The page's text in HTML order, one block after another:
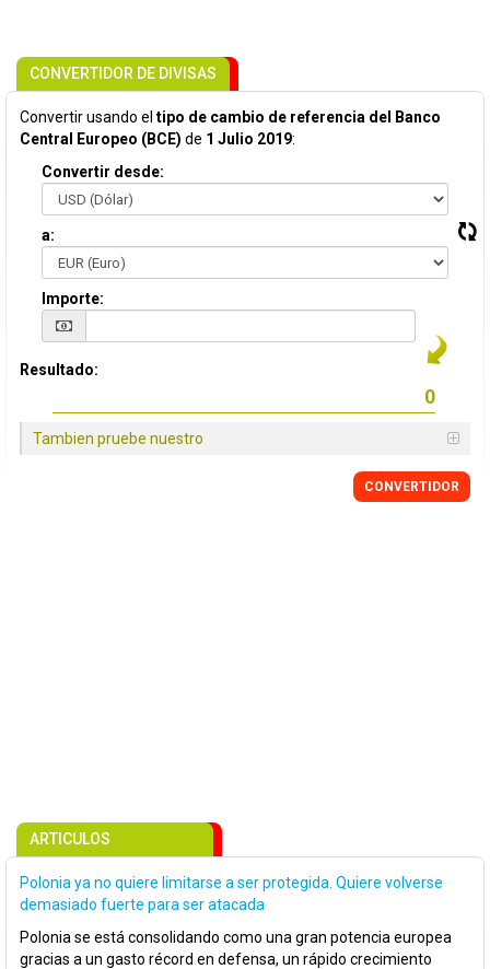
CONVERTIDOR DE DIVISAS
Convertir usando el tipo de cambio de referencia del Banco
Central Europeo (BCE) de 1 Julio 2019:
Convertir desde:
a:
Importe:
Resultado:
Tambien pruebe nuestro
CONVERTIDOR
ARTICULOS
Polonia ya no quiere limitarse a ser protegida. Quiere volverse
demasiado fuerte para ser atacada
Polonia se está consolidando como una gran potencia europea
gracias a un gasto récord en defensa, un rápido crecimiento